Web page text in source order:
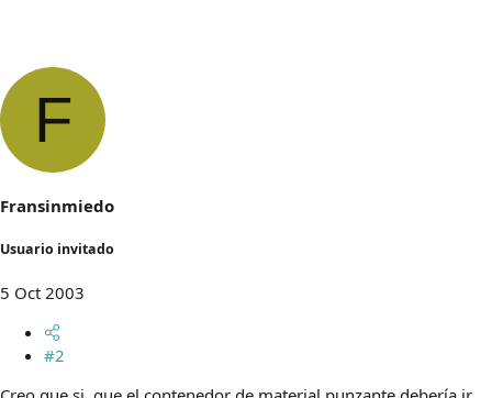
F
Fransinmiedo
Usuario invitado
5 Oct 2003
#2